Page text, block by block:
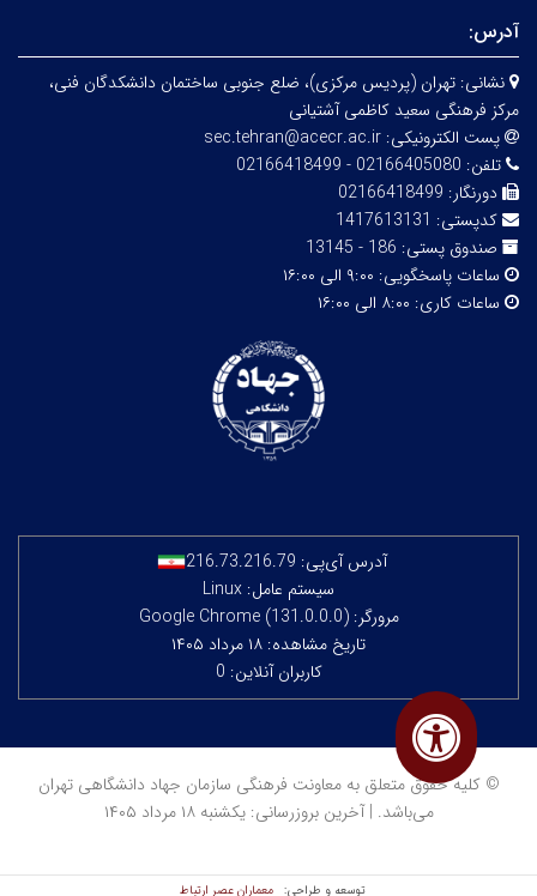
آدرس:
نشانی: تهران (پردیس مرکزی)، ضلع جنوبی ساختمان دانشکدگان فنی،
مرکز فرهنگی سعید کاظمی آشتیانی
پست الکترونیکی: sec.tehran@acecr.ac.ir
تلفن: 02166405080 - 02166418499
دورنگار: 02166418499
کدپستی: 1417613131
صندوق پستی: 186 - 13145
ساعات پاسخگویی: ۹:۰۰ الی ۱۶:۰۰
ساعات کاری: ۸:۰۰ الی ۱۶:۰۰
آدرس آی‌پی: 216.73.216.79
سیستم عامل: Linux
مرورگر: Google Chrome (131.0.0.0)
تاریخ مشاهده: ۱۸ مرداد ۱۴۰۵
کاربران آنلاین: 0
© کلیه حقوق متعلق به معاونت فرهنگی سازمان جهاد دانشگاهی تهران
می‌باشد. | آخرین بروزرسانی: یکشنبه ۱۸ مرداد ۱۴۰۵
توسعه و طراحی: معماران عصر‌ ارتباط